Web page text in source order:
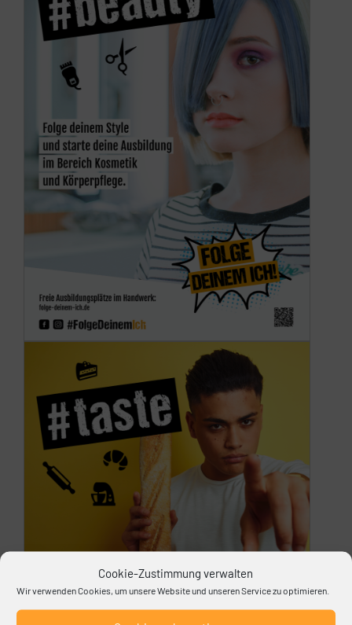
Cookie-Zustimmung verwalten
Wir verwenden Cookies, um unsere Website und unseren Service zu optimieren.